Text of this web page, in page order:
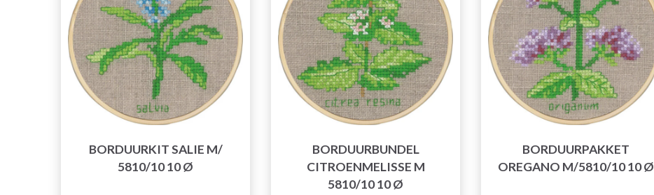
BORDUURKIT SALIE M/
5810/10 10 Ø
BORDUURBUNDEL
CITROENMELISSE M
5810/10 10 Ø
BORDUURPAKKET
OREGANO M/5810/10 10 Ø